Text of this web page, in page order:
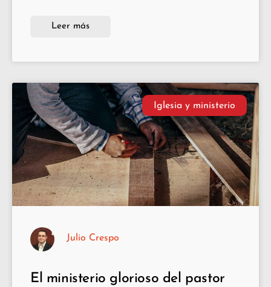
Leer más
Iglesia y ministerio
El ministerio glorioso del pastor
Julio Crespo